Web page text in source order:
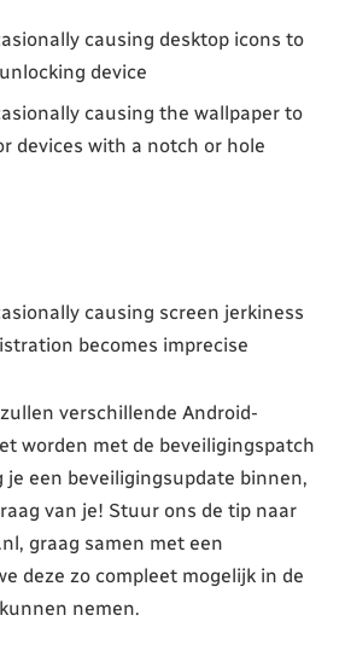
causing desktop icons to
device
causing the wallpaper to
devices with a notch or hole
causing screen jerkiness
becomes imprecise
verschillende Android-
worden met de beveiligingspatch
je een beveiligingsupdate binnen,
van je! Stuur ons de tip naar
graag samen met een
deze zo compleet mogelijk in de
nemen.